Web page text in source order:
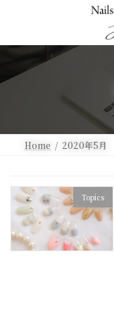
ン
へ
プ
ー
ョ
動
Home 2020年5月
Topics